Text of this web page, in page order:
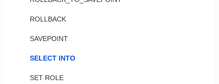
ROLLBACK
SAVEPOINT
SELECT INTO
SET ROLE